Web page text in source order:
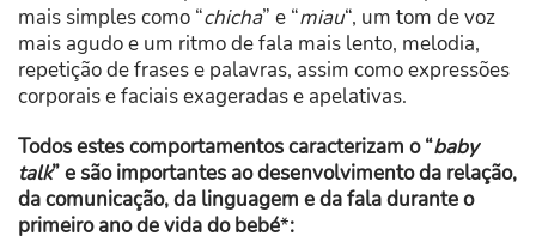
mais simples como “chicha” e “miau“, um tom de voz
mais agudo e um ritmo de fala mais lento, melodia,
repetição de frases e palavras, assim como expressões
corporais e faciais exageradas e apelativas.
Todos estes comportamentos caracterizam o “baby
talk” e são importantes ao desenvolvimento da relação,
da comunicação, da linguagem e da fala durante o
primeiro ano de vida do bebé*: